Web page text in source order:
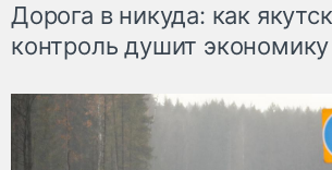
Дорога в никуда: как
контроль душит экономику